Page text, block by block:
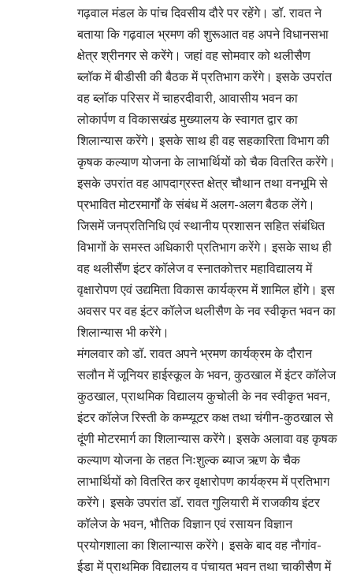
गढ़वाल मंडल के पांच दिवसीय दौरे पर रहेंगे। डॉ. रावत ने
बताया कि गढ़वाल भ्रमण की शुरूआत वह अपने विधानसभा
क्षेत्र श्रीनगर से करेंगे। जहां वह सोमवार को थलीसैण
ब्लॉक में बीडीसी की बैठक में प्रतिभाग करेंगे। इसके उपरांत
वह ब्लॉक परिसर में चाहरदीवारी, आवासीय भवन का
लोकार्पण व विकासखंड मुख्यालय के स्वागत द्वार का
शिलान्यास करेंगे। इसके साथ ही वह सहकारिता विभाग की
कृषक कल्याण योजना के लाभार्थियों को चैक वितरित करेंगे।
इसके उपरांत वह आपदाग्रस्त क्षेत्र चौथान तथा वनभूमि से
प्रभावित मोटरमार्गों के संबंध में अलग-अलग बैठक लेंगे।
जिसमें जनप्रतिनिधि एवं स्थानीय प्रशासन सहित संबंधित
विभागों के समस्त अधिकारी प्रतिभाग करेंगे। इसके साथ ही
वह थलीसैंण इंटर कॉलेज व स्नातकोत्तर महाविद्यालय में
वृक्षारोपण एवं उद्यमिता विकास कार्यक्रम में शामिल होंगे। इस
अवसर पर वह इंटर कॉलेज थलीसैण के नव स्वीकृत भवन का
शिलान्यास भी करेंगे।
मंगलवार को डॉ. रावत अपने भ्रमण कार्यक्रम के दौरान
सलौन में जूनियर हाईस्कूल के भवन, कुठखाल में इंटर कॉलेज
कुठखाल, प्राथमिक विद्यालय कुचोली के नव स्वीकृत भवन,
इंटर कॉलेज रिस्ती के कम्प्यूटर कक्ष तथा चंगीन-कुठखाल से
दूंणी मोटरमार्ग का शिलान्यास करेंगे। इसके अलावा वह कृषक
कल्याण योजना के तहत निःशुल्क ब्याज ऋण के चैक
लाभार्थियों को वितरित कर वृक्षारोपण कार्यक्रम में प्रतिभाग
करेंगे। इसके उपरांत डॉ. रावत गुलियारी में राजकीय इंटर
कॉलेज के भवन, भौतिक विज्ञान एवं रसायन विज्ञान
प्रयोगशाला का शिलान्यास करेंगे। इसके बाद वह नौगांव-
ईडा में प्राथमिक विद्यालय व पंचायत भवन तथा चाकीसैण में